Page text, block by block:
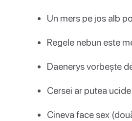
Un mers pe jos alb
Regele nebun este
Daenerys vorbește
Cersei ar putea
Cineva face sex